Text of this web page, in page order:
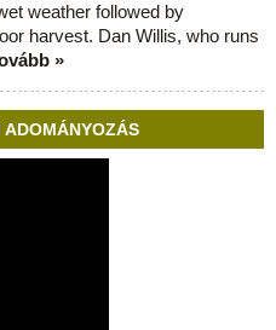
weather followed by
harvest. Dan Willis, who runs
»